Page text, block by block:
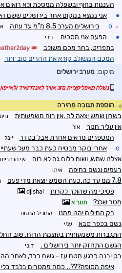
העננות בחוף ובשפלה ממסכת ולא רואים
● אני נמצא במקום אחר בירושלים ששם
☼
o בירושלים מערב 8.5 מ"מ עד עתה
● הפעם אני מסכים דובי
בתפריט, בחר מכם משולב Weather2day
המכם המשולב קורא את ההרים טוב יותר
מיקום:מערב ירושלים
נשלח מאפליקציית מזג אוויר לאנדרואיד ולאייפון
הוספת תגובה מהירה
בשרון שמש יצאה לה ,אין רוח משמעותית נוים
אין עליך חנוך אור
המספרים מראים אחרת אבל בסדר יובל
o אחרי בוקר מבטיח כעת כבר מעל
אצלנו שמש, ושום כלום גם לא רוח שי
רעמים וגשם בחיפה איתן
7.8 ממ עד כה.כעת השמש יוצאת מדי פעם
פסיכי מה שהולך לקרות djishai
מטר שלג? חנוך א
רק החילים יהנו ממנו המוביל הבטוח
גשם בכפר סבא עמי
התגברות משמעותית בעוצמת הרוח. שוב
הגשם התחזק יותר בירושלים . דובי
בגן יבנה כרגע מטח עז - גשם כבד, לאחר
איפה הסופה???.. כמה ממטרים בלבד בלי